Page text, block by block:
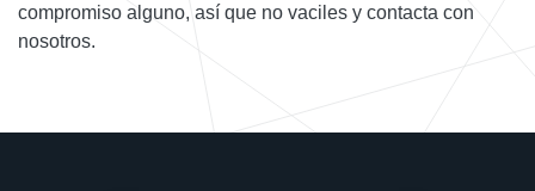
compromiso alguno, así que no vaciles y contacta con
nosotros.